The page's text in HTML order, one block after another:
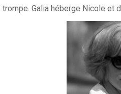
Galia héberge Nicole et